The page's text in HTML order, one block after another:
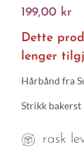
199,00 kr
Dette
lenger
Hårbånd fra
Strikk bakerst
rask